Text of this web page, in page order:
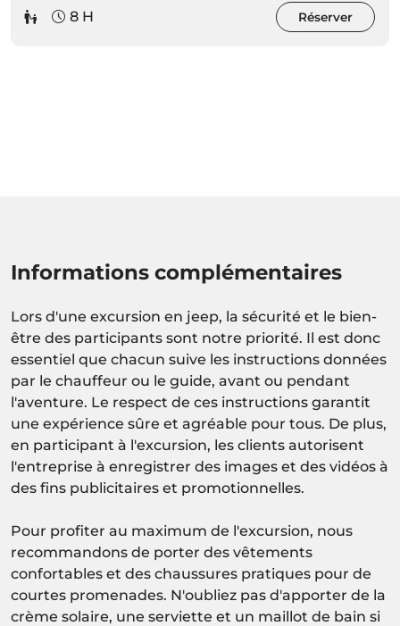
8 H
Réserver
Informations complémentaires
Lors d'une excursion en jeep, la sécurité et le bien-
être des participants sont notre priorité. Il est donc
essentiel que chacun suive les instructions données
par le chauffeur ou le guide, avant ou pendant
l'aventure. Le respect de ces instructions garantit
une expérience sûre et agréable pour tous. De plus,
en participant à l'excursion, les clients autorisent
l'entreprise à enregistrer des images et des vidéos à
des fins publicitaires et promotionnelles.
Pour profiter au maximum de l'excursion, nous
recommandons de porter des vêtements
confortables et des chaussures pratiques pour de
courtes promenades. N'oubliez pas d'apporter de la
crème solaire, une serviette et un maillot de bain si